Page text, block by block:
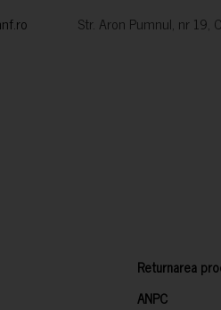
Str. Aron Pumnul, nr 19,
Returnarea
ANPC